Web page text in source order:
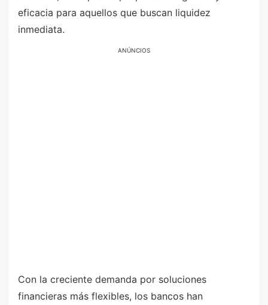
eficacia para aquellos que buscan liquidez
inmediata.
ANÚNCIOS
Con la creciente demanda por soluciones
financieras más flexibles, los bancos han